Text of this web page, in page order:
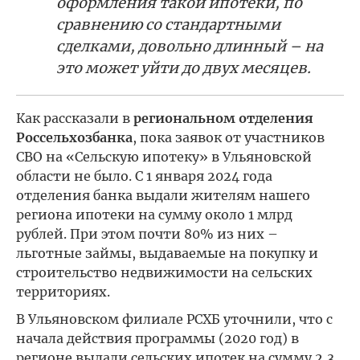
сравнению со стандартными
сделками, довольно длинный – на
это может уйти до двух месяцев.
Как рассказали в региональном отделения
Россельхозбанка, пока заявок от участников
СВО на «Сельскую ипотеку» в Ульяновской
области не было. С 1 января 2024 года
отделения банка выдали жителям нашего
региона ипотеки на сумму около 1 млрд
рублей. При этом почти 80% из них –
льготные займы, выдаваемые на покупку и
строительство недвижимости на сельских
территориях.
В Ульяновском филиале РСХБ уточнили, что с
начала действия программы (2020 год) в